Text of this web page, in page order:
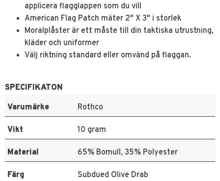
applicera flagglappen som du vill
American Flag Patch mäter 2" X 3" i storlek
Moralplåster är ett måste till din taktiska utrustning,
kläder och uniformer
Välj riktning standard eller omvänd på flaggan.
SPECIFIKATON
Varumärke
Rothco
Vikt 10 gram
Material 65% Bomull, 35% Polyester
Färg Subdued Olive Drab